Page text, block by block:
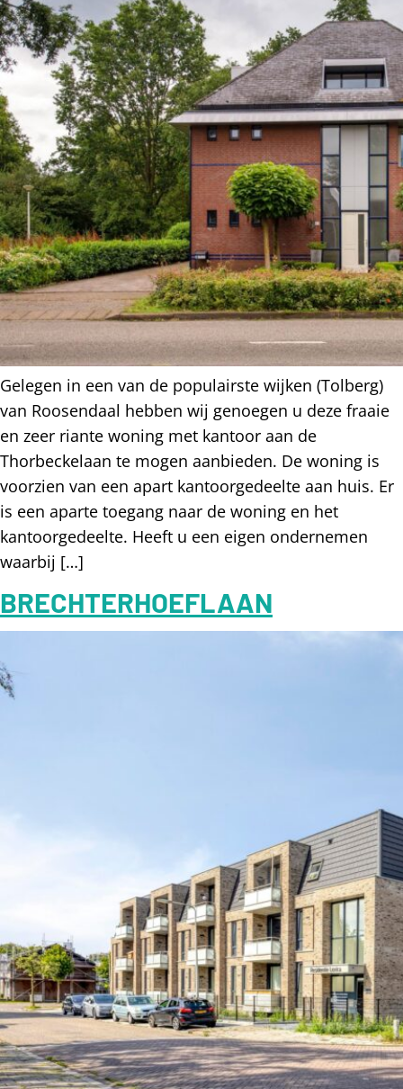
Gelegen in een van de populairste wijken (Tolberg)
van Roosendaal hebben wij genoegen u deze fraaie
en zeer riante woning met kantoor aan de
Thorbeckelaan te mogen aanbieden. De woning is
voorzien van een apart kantoorgedeelte aan huis. Er
is een aparte toegang naar de woning en het
kantoorgedeelte. Heeft u een eigen ondernemen
waarbij […]
BRECHTERHOEFLAAN